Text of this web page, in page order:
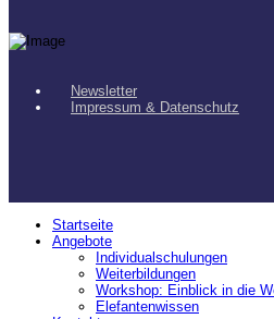
Newsletter
Impressum & Datenschutz
Startseite
Angebote
Individualschulungen
Weiterbildungen
Workshop: Einblick in die
Elefantenwissen